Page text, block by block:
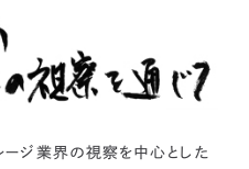
わせ
ージ業界の視察を中心とした